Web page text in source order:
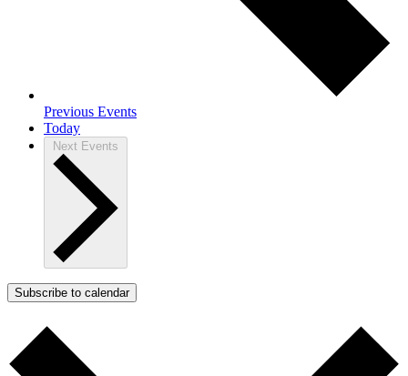
Previous Events
Today
Next Events
Subscribe to calendar